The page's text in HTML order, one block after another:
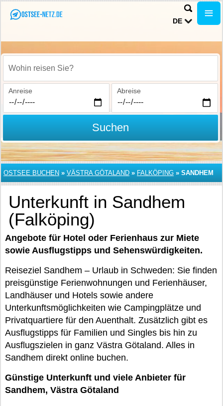
DE
Wohin reisen Sie?
Anreise Abreise
Suchen
OSTSEE BUCHEN » VÄSTRA GÖTALAND » FALKÖPING » SANDHEM
Unterkunft in Sandhem
(Falköping)
Angebote für Hotel oder Ferienhaus zur Miete
sowie Ausflugstipps und Sehenswürdigkeiten.
Reiseziel Sandhem – Urlaub in Schweden: Sie finden
preisgünstige Ferienwohnungen und Ferienhäuser,
Landhäuser und Hotels sowie andere
Unterkunftsmöglichkeiten wie Campingplätze und
Privatquartiere für den Auenthalt. Zusätzlich gibt es
Ausflugstipps für Familien und Singles bis hin zu
Ausflugszielen in ganz Västra Götaland. Alles in
Sandhem direkt online buchen.
Günstige Unterkunft und viele Anbieter für
Sandhem, Västra Götaland